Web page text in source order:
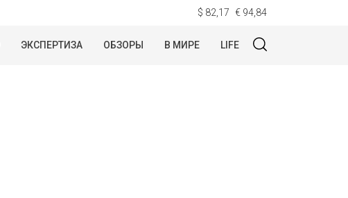
$ 82,17 € 94,84
ЭКСПЕРТИЗА ОБЗОРЫ В МИРЕ LIFE